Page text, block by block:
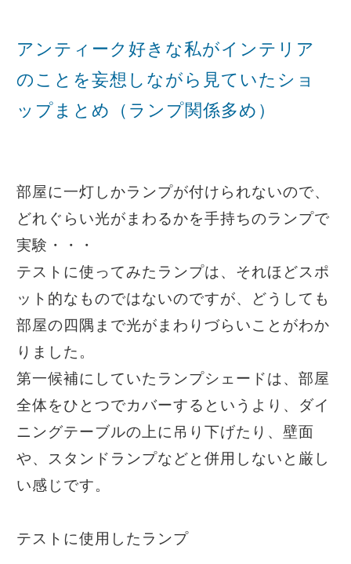
アンティーク好きな私がインテリア
のことを妄想しながら見ていたショ
ップまとめ（ランプ関係多め）
部屋に一灯しかランプが付けられないので、
どれぐらい光がまわるかを手持ちのランプで
実験・・・
テストに使ってみたランプは、それほどスポ
ット的なものではないのですが、どうしても
部屋の四隅まで光がまわりづらいことがわか
りました。
第一候補にしていたランプシェードは、部屋
全体をひとつでカバーするというより、ダイ
ニングテーブルの上に吊り下げたり、壁面
や、スタンドランプなどと併用しないと厳し
い感じです。
テストに使用したランプ